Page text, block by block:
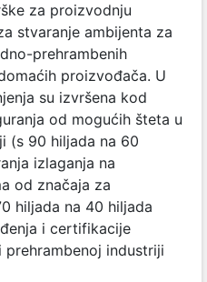
za proizvodnju
stvaranje ambijenta za
prehrambenih
proizvođača. U
su izvršena kod
od mogućih šteta u
(s 90 hiljada na 60
izlaganja na
od značaja za
hiljada na 40 hiljada
i certifikacije
industriji